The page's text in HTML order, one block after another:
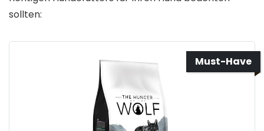
sollten:
Must-Have